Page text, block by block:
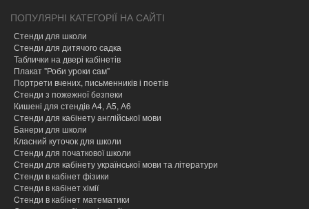
ПОПУЛЯРНІ КАТЕГОРІЇ НА САЙТІ
Стенди для школи
Стенди для дитячого садка
Таблички на двері кабінетів
Плакат "Роби уроки сам"
Портрети вчених, письменників і поетів
Стенди з пожежної безпеки
Кишені для стендів А4, А5, А6
Стенди для кабінету англійської мови
Банери для школи
Класний куточок для школи
Стенди для початкової школи
Стенди для кабінету української мови та літератури
Стенди в кабінет фізики
Стенди в кабінет хімії
Cтенди в кабінет математики